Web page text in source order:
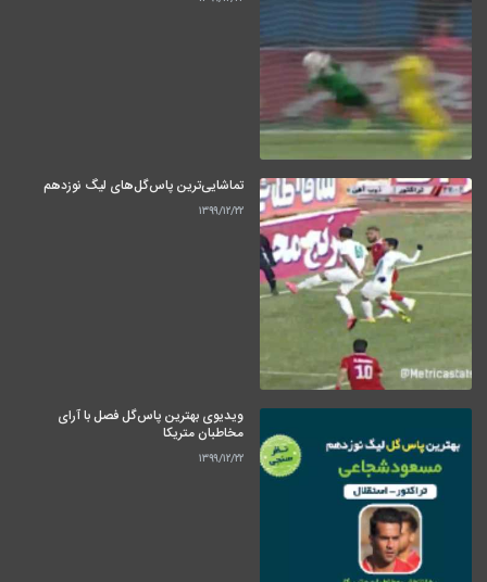
تماشایی‌ترین پاس‌گل‌های لیگ نوزدهم
۱۳۹۹/۱۲/۲۲
ویدیوی بهترین پاس‌گل فصل با آرای
مخاطبان متریکا
۱۳۹۹/۱۲/۲۲